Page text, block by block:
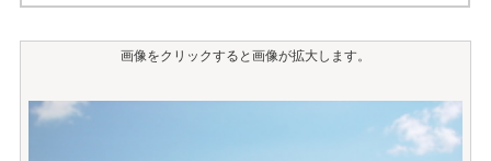
画像をクリックすると画像が拡大します。